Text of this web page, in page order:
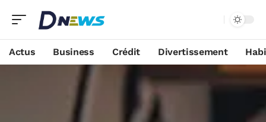
Actus Business Crédit Divertissement